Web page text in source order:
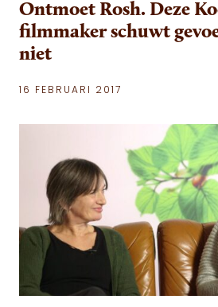
Ontmoet Rosh. Deze
filmmaker schuwt
niet
16 FEBRUARI 2017